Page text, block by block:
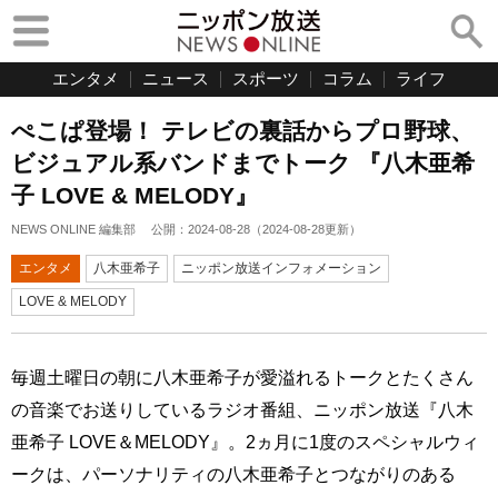
エンタメ ニュース スポーツ コラム ライフ
ぺこぱ登場！ テレビの裏話からプロ野球、
ビジュアル系バンドまでトーク 『八木亜希
子 LOVE & MELODY』
NEWS ONLINE 編集部 公開： 2024-08-28 （2024-08-28更新）
エンタメ 八木亜希子 ニッポン放送インフォメーション
LOVE & MELODY
毎週土曜日の朝に八木亜希子が愛溢れるトークとたくさん
の音楽でお送りしているラジオ番組、ニッポン放送『八木
亜希子 LOVE＆MELODY』。2ヵ月に1度のスペシャルウィ
ークは、パーソナリティの八木亜希子とつながりのある